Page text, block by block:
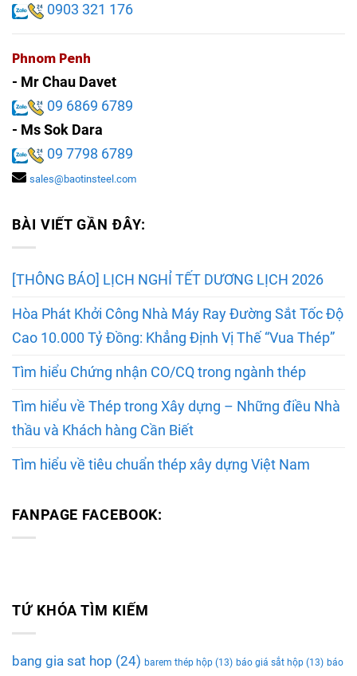
0903 321 176
Phnom Penh
- Mr Chau Davet
09 6869 6789
- Ms Sok Dara
09 7798 6789
sales@baotinsteel.com
BÀI VIẾT GẦN ĐÂY:
[THÔNG BÁO] LỊCH NGHỈ TẾT DƯƠNG LỊCH 2026
Hòa Phát Khởi Công Nhà Máy Ray Đường Sắt Tốc Độ
Cao 10.000 Tỷ Đồng: Khẳng Định Vị Thế “Vua Thép”
Tìm hiểu Chứng nhận CO/CQ trong ngành thép
Tìm hiểu về Thép trong Xây dựng – Những điều Nhà
thầu và Khách hàng Cần Biết
Tìm hiểu về tiêu chuẩn thép xây dựng Việt Nam
FANPAGE FACEBOOK:
TỨ KHÓA TÌM KIẾM
bang gia sat hop (24) barem thép hộp (13) báo giá sắt hộp (13) báo